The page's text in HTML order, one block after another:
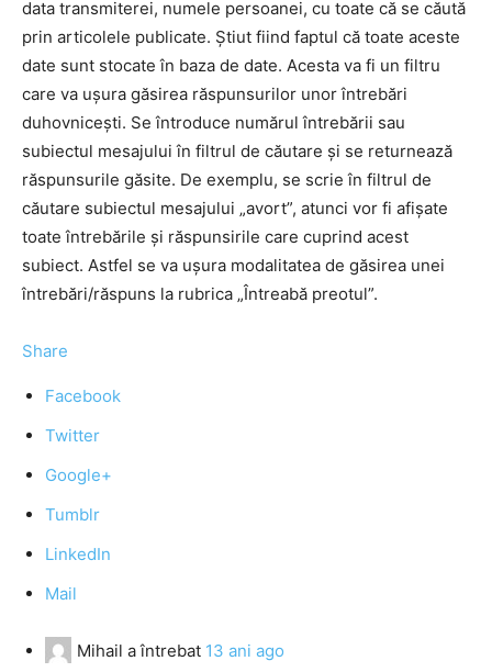
data transmiterei, numele persoanei, cu toate că se căută
prin articolele publicate. Știut fiind faptul că toate aceste
date sunt stocate în baza de date. Acesta va fi un filtru
care va ușura găsirea răspunsurilor unor întrebări
duhovnicești. Se întroduce numărul întrebării sau
subiectul mesajului în filtrul de căutare și se returnează
răspunsurile găsite. De exemplu, se scrie în filtrul de
căutare subiectul mesajului „avort”, atunci vor fi afișate
toate întrebările și răspunsirile care cuprind acest
subiect. Astfel se va ușura modalitatea de găsirea unei
întrebări/răspuns la rubrica „Întreabă preotul”.
Share
Facebook
Twitter
Google+
Tumblr
LinkedIn
Mail
Mihail a întrebat 13 ani ago